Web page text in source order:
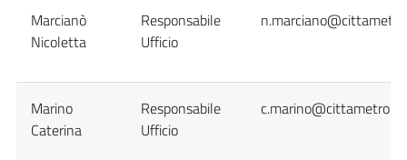
Marcianò
Nicoletta
Responsabile
Ufficio
Marino
Caterina
Responsabile
Ufficio